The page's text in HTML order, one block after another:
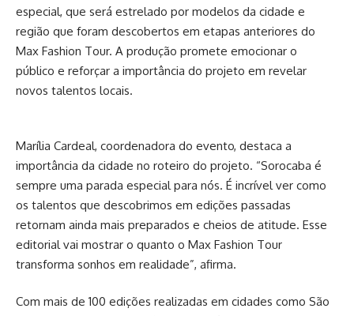
especial, que será estrelado por modelos da cidade e
região que foram descobertos em etapas anteriores do
Max Fashion Tour. A produção promete emocionar o
público e reforçar a importância do projeto em revelar
novos talentos locais.
Marília Cardeal, coordenadora do evento, destaca a
importância da cidade no roteiro do projeto. “Sorocaba é
sempre uma parada especial para nós. É incrível ver como
os talentos que descobrimos em edições passadas
retornam ainda mais preparados e cheios de atitude. Esse
editorial vai mostrar o quanto o Max Fashion Tour
transforma sonhos em realidade”, afirma.
Com mais de 100 edições realizadas em cidades como São